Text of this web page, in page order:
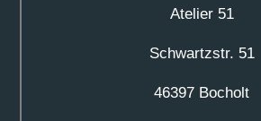
Atelier 51
Schwartzstr. 51
46397 Bocholt